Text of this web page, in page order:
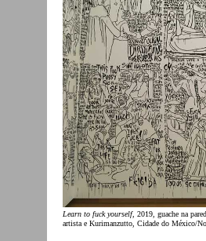
Learn to fuck yourself, 2019, guache na
artista e Kurimanzutto, Cidade do México/